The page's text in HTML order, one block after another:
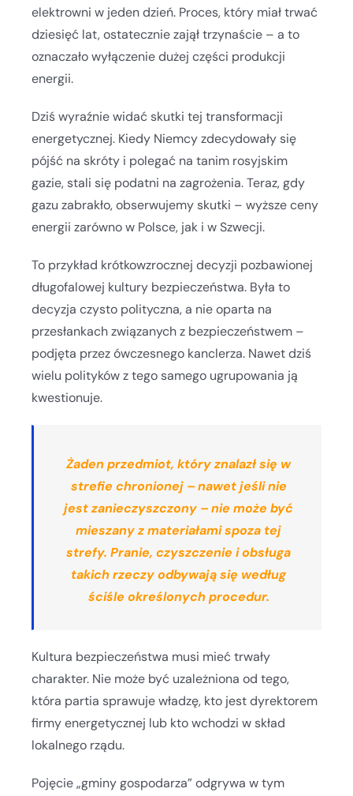
elektrowni w jeden dzień. Proces, który miał trwać
dziesięć lat, ostatecznie zajął trzynaście – a to
oznaczało wyłączenie dużej części produkcji
energii.
Dziś wyraźnie widać skutki tej transformacji
energetycznej. Kiedy Niemcy zdecydowały się
pójść na skróty i polegać na tanim rosyjskim
gazie, stali się podatni na zagrożenia. Teraz, gdy
gazu zabrakło, obserwujemy skutki – wyższe ceny
energii zarówno w Polsce, jak i w Szwecji.
To przykład krótkowzrocznej decyzji pozbawionej
długofalowej kultury bezpieczeństwa. Była to
decyzja czysto polityczna, a nie oparta na
przesłankach związanych z bezpieczeństwem –
podjęta przez ówczesnego kanclerza. Nawet dziś
wielu polityków z tego samego ugrupowania ją
kwestionuje.
Żaden przedmiot, który znalazł się w
strefie chronionej – nawet jeśli nie
jest zanieczyszczony – nie może być
mieszany z materiałami spoza tej
strefy. Pranie, czyszczenie i obsługa
takich rzeczy odbywają się według
ściśle określonych procedur.
Kultura bezpieczeństwa musi mieć trwały
charakter. Nie może być uzależniona od tego,
która partia sprawuje władzę, kto jest dyrektorem
firmy energetycznej lub kto wchodzi w skład
lokalnego rządu.
Pojęcie „gminy gospodarza” odgrywa w tym